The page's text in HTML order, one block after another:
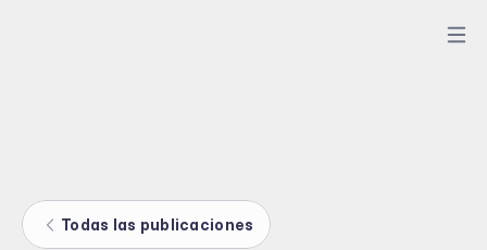
Todas las publicaciones